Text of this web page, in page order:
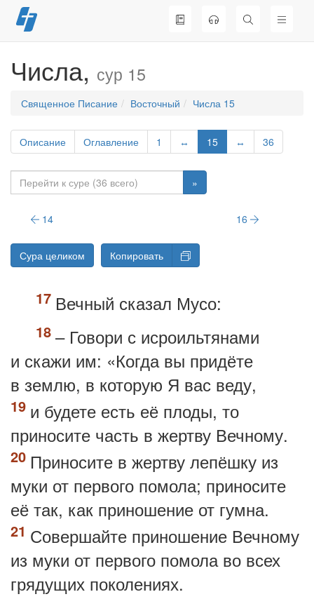
Перейти
к
Числа, сур 15
Священное Писание Восточный Числа 15
Описание Оглавление 1 ↔ 15 ↔ 36
»
14 16
Сура целиком Копировать
Вечный сказал Мусо:
– Говори с исроильтянами
и скажи им: «Когда вы придёте
в землю, в которую Я вас веду,
и будете есть её плоды, то
приносите часть в жертву Вечному.
Приносите в жертву лепёшку из
муки от первого помола; приносите
её так, как приношение от гумна.
Совершайте приношение Вечному
из муки от первого помола во всех
грядущих поколениях.